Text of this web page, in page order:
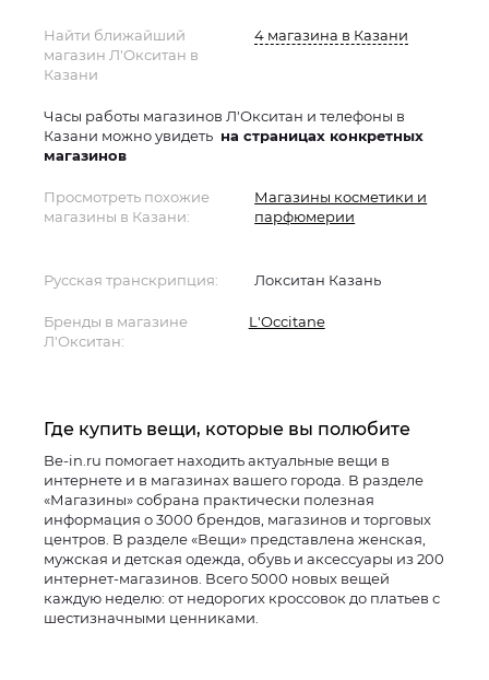
Найти ближайший
магазин Л'Окситан в
Казани
4 магазина в Казани
Часы работы магазинов Л'Окситан и телефоны в
Казани можно увидеть на страницах конкретных
магазинов
Просмотреть похожие
магазины в Казани:
Магазины косметики и
парфюмерии
Русская транскрипция: Локситан Казань
Бренды в магазине
Л'Окситан:
L'Occitane
Где купить вещи, которые вы полюбите
Be-in.ru помогает находить актуальные вещи в
интернете и в магазинах вашего города. В разделе
«Магазины» собрана практически полезная
информация о 3000 брендов, магазинов и торговых
центров. В разделе «Вещи» представлена женская,
мужская и детская одежда, обувь и аксессуары из 200
интернет-магазинов. Всего 5000 новых вещей
каждую неделю: от недорогих кроссовок до платьев с
шестизначными ценниками.